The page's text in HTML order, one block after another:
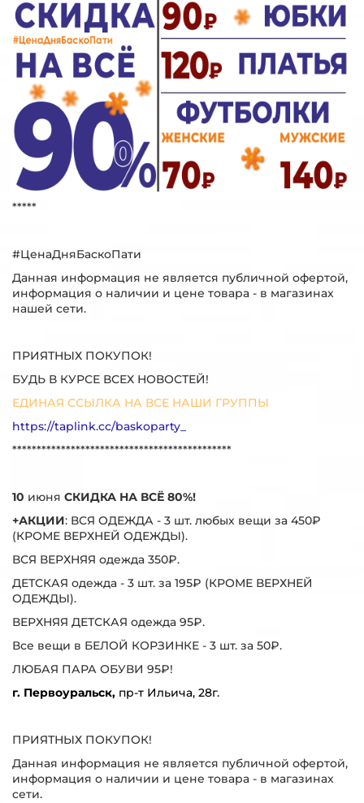
*****
#ЦенаДняБаскоПати
Данная информация не является публичной офертой,
информация о наличии и цене товара - в магазинах
нашей сети.
ПРИЯТНЫХ ПОКУПОК!
БУДЬ В КУРСЕ ВСЕХ НОВОСТЕЙ!
ЕДИНАЯ ССЫЛКА НА ВСЕ НАШИ ГРУППЫ
https://taplink.cc/baskoparty_
*********************************************
10 июня СКИДКА НА ВСЁ 80%!
+АКЦИИ: ВСЯ ОДЕЖДА - 3 шт. любых вещи за 450₽
(КРОМЕ ВЕРХНЕЙ ОДЕЖДЫ).
ВСЯ ВЕРХНЯЯ одежда 350₽.
ДЕТСКАЯ одежда - 3 шт. за 195₽ (КРОМЕ ВЕРХНЕЙ
ОДЕЖДЫ).
ВЕРХНЯЯ ДЕТСКАЯ одежда 95₽.
Все вещи в БЕЛОЙ КОРЗИНКЕ - 3 шт. за 50₽.
ЛЮБАЯ ПАРА ОБУВИ 95₽!
г. Первоуральск, пр-т Ильича, 28г.
ПРИЯТНЫХ ПОКУПОК!
Данная информация не является публичной офертой,
информация о наличии и цене товара - в магазинах
сети.